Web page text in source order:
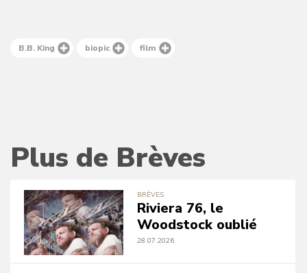
B.B. King biopic film
Plus de Brèves
BRÈVES
Riviera 76, le
Woodstock oublié
28.07.2026